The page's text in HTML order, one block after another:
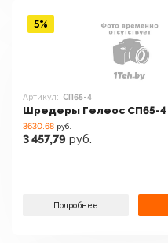
Артикул: СП65-4
Шредеры Гелеос СП65-4
3630.68 руб.
3 457,79 руб.
Подробнее
5%